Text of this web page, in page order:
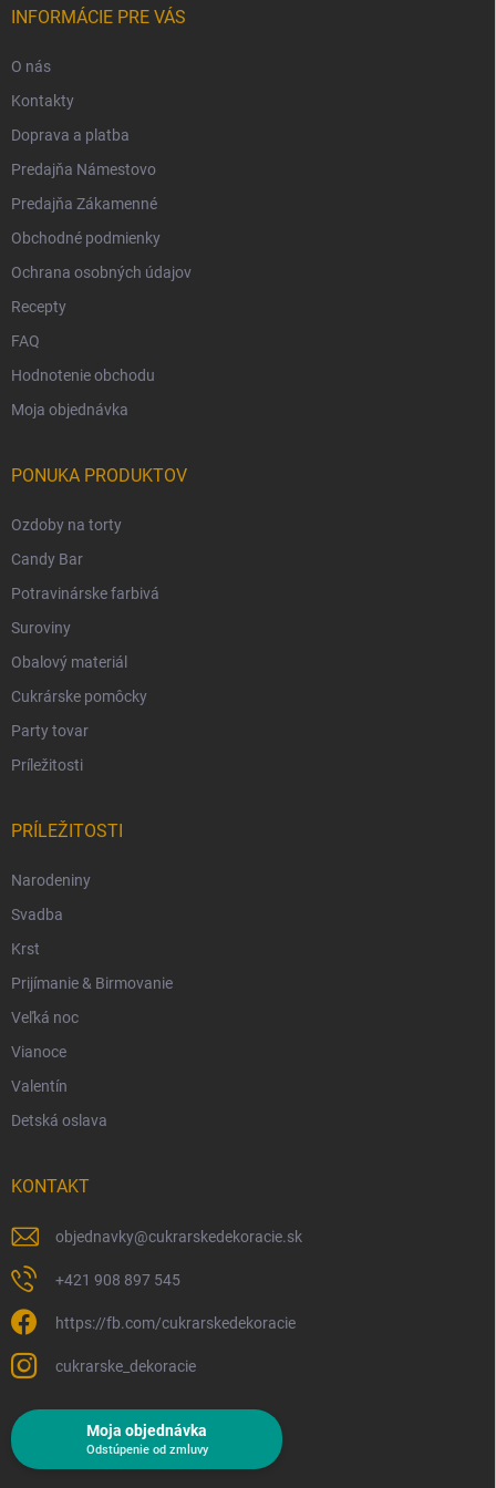
INFORMÁCIE PRE VÁS
O nás
Kontakty
Doprava a platba
Predajňa Námestovo
Predajňa Zákamenné
Obchodné podmienky
Ochrana osobných údajov
Recepty
FAQ
Hodnotenie obchodu
Moja objednávka
PONUKA PRODUKTOV
Ozdoby na torty
Candy Bar
Potravinárske farbivá
Suroviny
Obalový materiál
Cukrárske pomôcky
Party tovar
Príležitosti
PRÍLEŽITOSTI
Narodeniny
Svadba
Krst
Prijímanie & Birmovanie
Veľká noc
Vianoce
Valentín
Detská oslava
KONTAKT
objednavky@cukrarskedekoracie.sk
+421 908 897 545
https://fb.com/cukrarskedekoracie
cukrarske_dekoracie
Moja objednávka
Odstúpenie od zmluvy